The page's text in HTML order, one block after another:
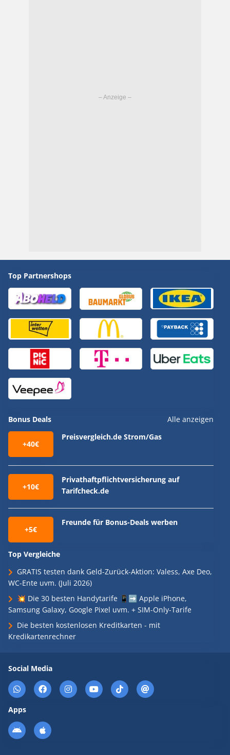
Top Partnershops
Bonus Deals Alle anzeigen
+40€
Preisvergleich.de Strom/Gas
+10€
Privathaftpflichtversicherung auf
Tarifcheck.de
+5€
Freunde für Bonus-Deals werben
Top Vergleiche
GRATIS testen dank Geld-Zurück-Aktion: Valess, Axe Deo,
WC-Ente uvm. (Juli 2026)
💥 Die 30 besten Handytarife 📱➡️ Apple iPhone,
Samsung Galaxy, Google Pixel uvm. + SIM-Only-Tarife
Die besten kostenlosen Kreditkarten - mit
Kredikartenrechner
Social Media
Apps